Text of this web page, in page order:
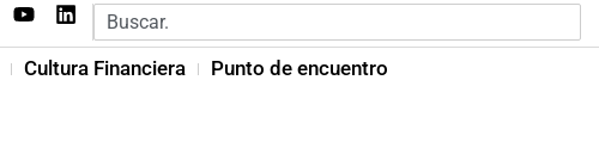
Cultura Financiera Punto de encuentro